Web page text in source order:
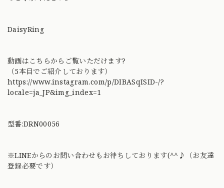
DaisyRing
動画はこちらからご覧いただけます?
（5本目でご紹介しております）
https://www.instagram.com/p/DIBASqISID-/?
locale=ja_JP&img_index=1
型番:DRN00056
※LINEからのお問い合わせもお待ちしております(^^♪（お友達
登録必要です）